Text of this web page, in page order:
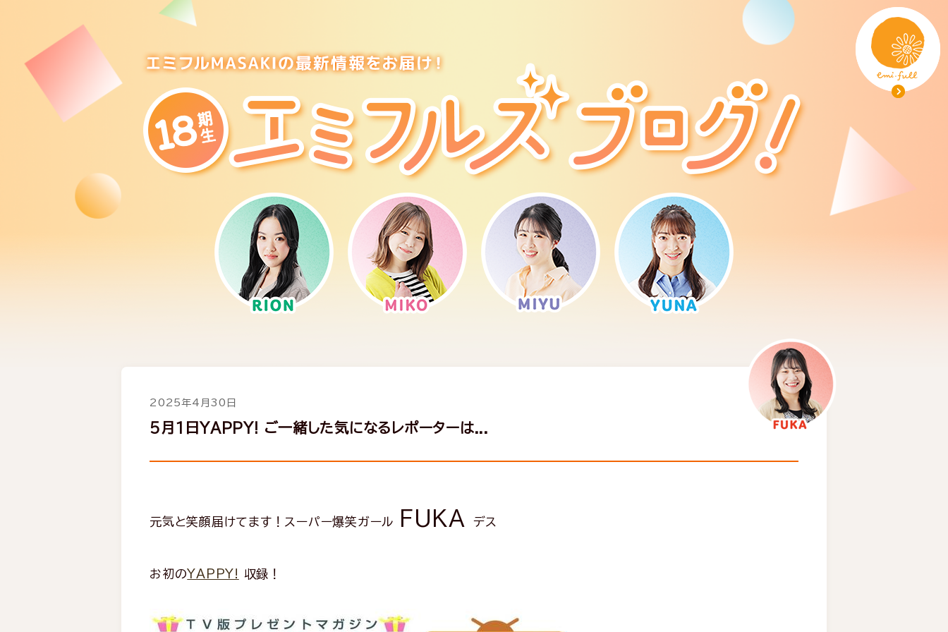
2025年4月30日
5月1日YAPPY! ご一緒した気になるレポーターは...
元気と笑顔届けてます！スーパー爆笑ガール FUKA デス
お初のYAPPY! 収録！